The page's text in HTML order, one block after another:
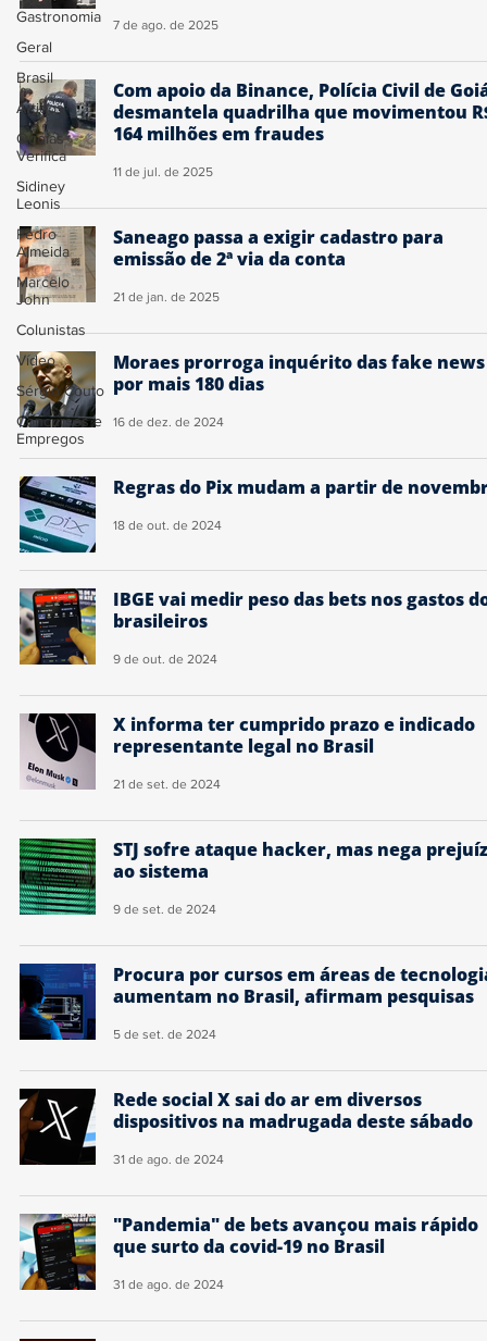
Gastronomia
Geral
Brasil
Artigos
Ogoiás
Verifica
Sidiney
Leonis
Pedro
Almeida
Marcelo
John
Colunistas
Vídeo
Sérgio Couto
Concursos e
Empregos
7 de ago. de 2025
Com apoio da Binance, Polícia Civil de
desmantela quadrilha que movimentou
164 milhões em fraudes
11 de jul. de 2025
Saneago passa a exigir cadastro para
emissão de 2ª via da conta
21 de jan. de 2025
Moraes prorroga inquérito das fake news
por mais 180 dias
16 de dez. de 2024
Regras do Pix mudam a partir de
18 de out. de 2024
IBGE vai medir peso das bets nos gastos
brasileiros
9 de out. de 2024
X informa ter cumprido prazo e indicado
representante legal no Brasil
21 de set. de 2024
STJ sofre ataque hacker, mas nega
ao sistema
9 de set. de 2024
Procura por cursos em áreas de
aumentam no Brasil, afirmam pesquisas
5 de set. de 2024
Rede social X sai do ar em diversos
dispositivos na madrugada deste sábado
31 de ago. de 2024
"Pandemia" de bets avançou mais rápido
que surto da covid-19 no Brasil
31 de ago. de 2024